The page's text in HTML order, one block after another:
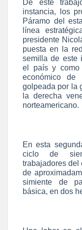
De este
instancia, los
Páramo del
línea
presidente
puesta en la
semilla de este
el país y como
económico
golpeada por la
la derecha
norteamericano.
En esta
ciclo de
trabajadores del
de
simiente de
básica, en dos